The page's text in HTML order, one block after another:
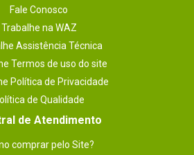
Fale Conosco
Trabalhe na WAZ
Assistência Técnica
Termos de uso do site
Política de Privacidade
de Qualidade
de Atendimento
comprar pelo Site?